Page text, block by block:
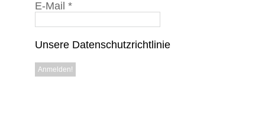
E-Mail *
Unsere Datenschutzrichtlinie